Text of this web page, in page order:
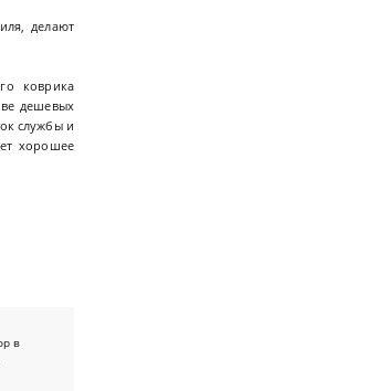
делают
коврика
дешевых
службы и
хорошее
в